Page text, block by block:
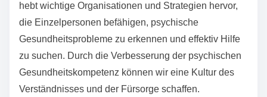
hebt wichtige Organisationen und Strategien hervor,
die Einzelpersonen befähigen, psychische
Gesundheitsprobleme zu erkennen und effektiv Hilfe
zu suchen. Durch die Verbesserung der psychischen
Gesundheitskompetenz können wir eine Kultur des
Verständnisses und der Fürsorge schaffen.